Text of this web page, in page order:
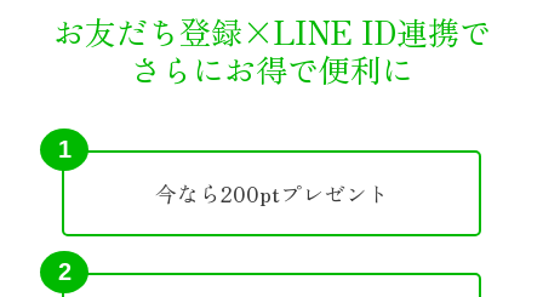
お友だち登録×LINE ID連携で
さらにお得で便利に
1
今なら200ptプレゼント
2